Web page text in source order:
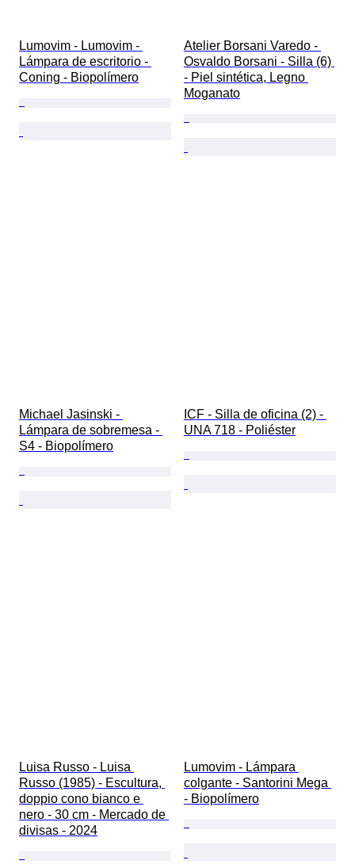
Lumovim - Lumovim -
Lámpara de escritorio -
Coning - Biopolímero
Atelier Borsani Varedo -
Osvaldo Borsani - Silla (6)
- Piel sintética, Legno
Moganato
Michael Jasinski -
Lámpara de sobremesa -
S4 - Biopolímero
ICF - Silla de oficina (2) -
UNA 718 - Poliéster
Luisa Russo - Luisa
Russo (1985) - Escultura,
doppio cono bianco e
nero - 30 cm - Mercado de
divisas - 2024
Lumovim - Lámpara
colgante - Santorini Mega
- Biopolímero